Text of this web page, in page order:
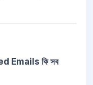
Emails কি সব